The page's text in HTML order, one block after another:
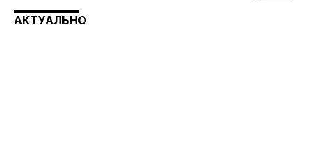
АКТУАЛЬНО